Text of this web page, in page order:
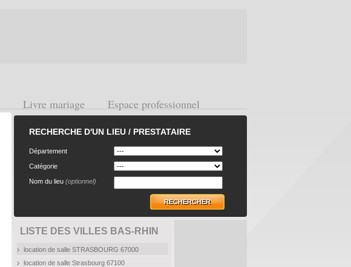
Livre mariage Espace professionnel
RECHERCHE D'UN LIEU / PRESTATAIRE
Département
Catégorie
Nom du lieu (optionnel)
RECHERCHER
LISTE DES VILLES BAS-RHIN
location de salle STRASBOURG 67000
location de salle Strasbourg 67100